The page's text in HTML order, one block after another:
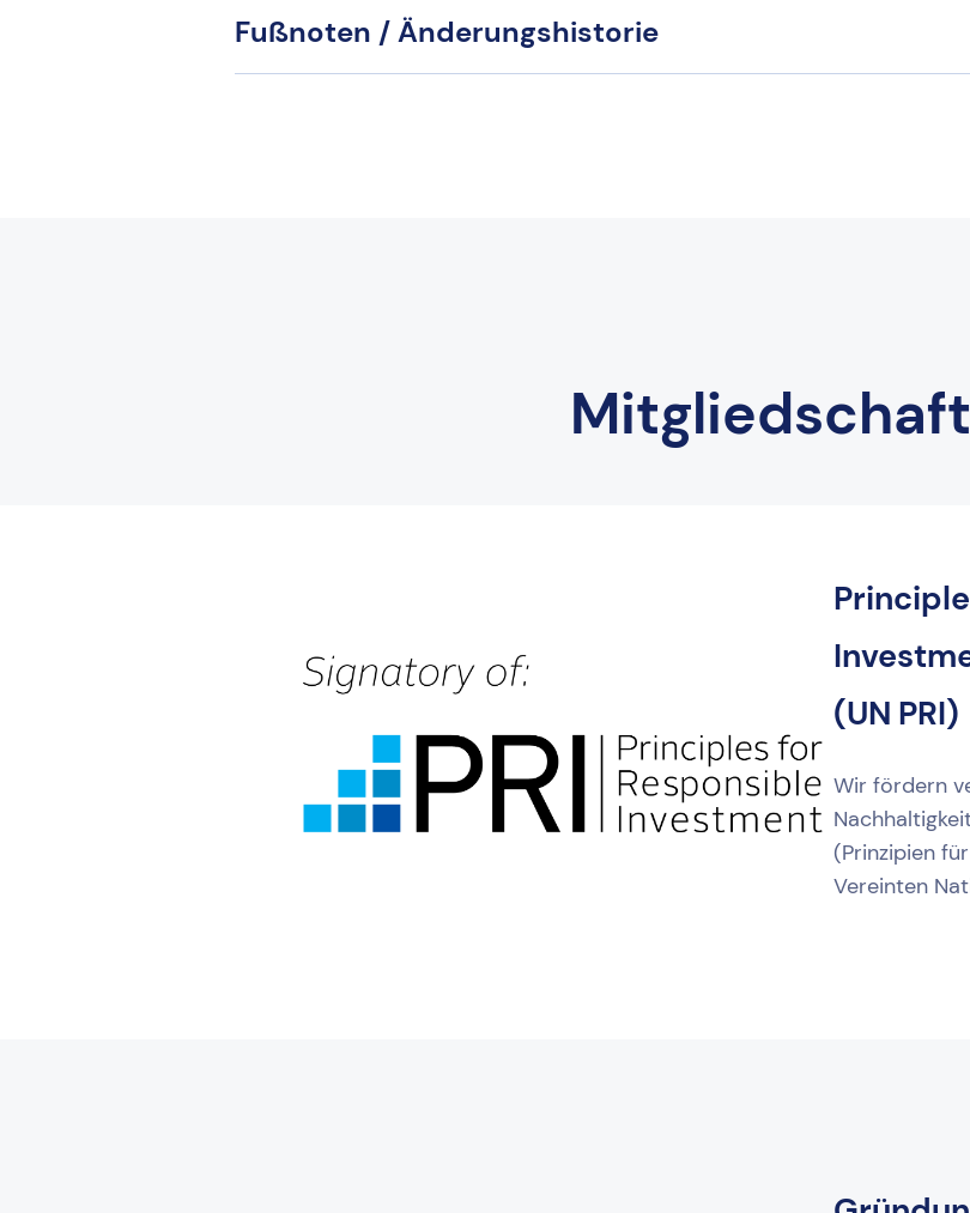
Fußnoten / Änderungshistorie
(UN PRI)
Wir fördern
(Prinzipien
Vereinten